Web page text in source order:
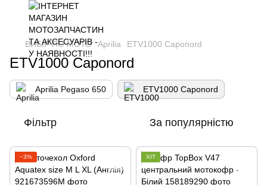
ВИБІР ПО МОТО Aprilia ETV1000 Caponord
ETV1000 Caponord
Aprilia Pegaso 650 ETV1000 Caponord
Фільтр За популярністю
−3% ХІТ